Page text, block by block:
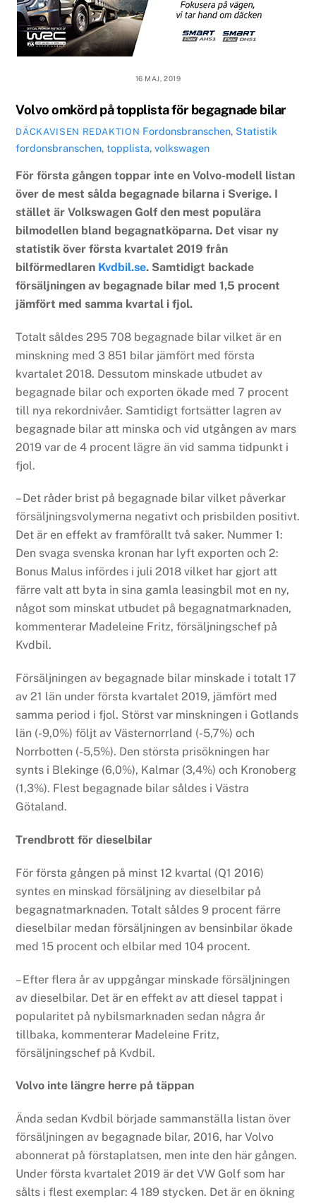
16 MAJ, 2019
​Volvo omkörd på topplista för begagnade bilar
DÄCKAVISEN REDAKTION Fordonsbranschen, Statistik
fordonsbranschen,topplista,volkswagen
För första gången toppar inte en Volvo-modell listan
över de mest sålda begagnade bilarna i Sverige. I
stället är Volkswagen Golf den mest populära
bilmodellen bland begagnatköparna. Det visar ny
statistik över första kvartalet 2019 från
bilförmedlaren Kvdbil.se. Samtidigt backade
försäljningen av begagnade bilar med 1,5 procent
jämfört med samma kvartal i fjol.
Totalt såldes 295 708 begagnade bilar vilket är en
minskning med 3 851 bilar jämfört med första
kvartalet 2018. Dessutom minskade utbudet av
begagnade bilar och exporten ökade med 7 procent
till nya rekordnivåer. Samtidigt fortsätter lagren av
begagnade bilar att minska och vid utgången av mars
2019 var de 4 procent lägre än vid samma tidpunkt i
fjol.
– Det råder brist på begagnade bilar vilket påverkar
försäljningsvolymerna negativt och prisbilden positivt.
Det är en effekt av framförallt två saker. Nummer 1:
Den svaga svenska kronan har lyft exporten och 2:
Bonus Malus infördes i juli 2018 vilket har gjort att
färre valt att byta in sina gamla leasingbil mot en ny,
något som minskat utbudet på begagnatmarknaden,
kommenterar Madeleine Fritz, försäljningschef på
Kvdbil.
Försäljningen av begagnade bilar minskade i totalt 17
av 21 län under första kvartalet 2019, jämfört med
samma period i fjol. Störst var minskningen i Gotlands
län (-9,0%) följt av Västernorrland (-5,7%) och
Norrbotten (-5,5%). Den största prisökningen har
synts i Blekinge (6,0%), Kalmar (3,4%) och Kronoberg
(1,3%). Flest begagnade bilar såldes i Västra
Götaland.
Trendbrott för dieselbilar
För första gången på minst 12 kvartal (Q1 2016)
syntes en minskad försäljning av dieselbilar på
begagnatmarknaden. Totalt såldes 9 procent färre
dieselbilar medan försäljningen av bensinbilar ökade
med 15 procent och elbilar med 104 procent.
– Efter flera år av uppgångar minskade försäljningen
av dieselbilar. Det är en effekt av att diesel tappat i
popularitet på nybilsmarknaden sedan några år
tillbaka, kommenterar Madeleine Fritz,
försäljningschef på Kvdbil.
Volvo inte längre herre på täppan
Ända sedan Kvdbil började sammanställa listan över
försäljningen av begagnade bilar, 2016, har Volvo
abonnerat på förstaplatsen, men inte den här gången.
Under första kvartalet 2019 är det VW Golf som har
sålts i flest exemplar: 4 189 stycken. Det är en ökning